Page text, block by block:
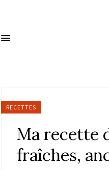
RECETTES
Ma recette
fraîches,